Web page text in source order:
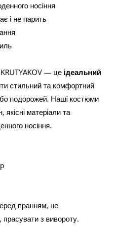
носіння
і не парить
— це ідеальний
стильний та комфортний
подорожей. Наші костюми
матеріали та
носіння.
пранням, не
прасувати з вивороту.